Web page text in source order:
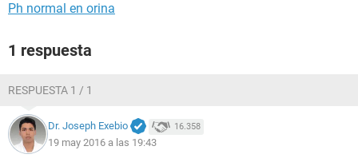
Ph normal en orina
1 respuesta
RESPUESTA 1 / 1
Dr. Joseph Exebio 16.358
19 may 2016 a las 19:43